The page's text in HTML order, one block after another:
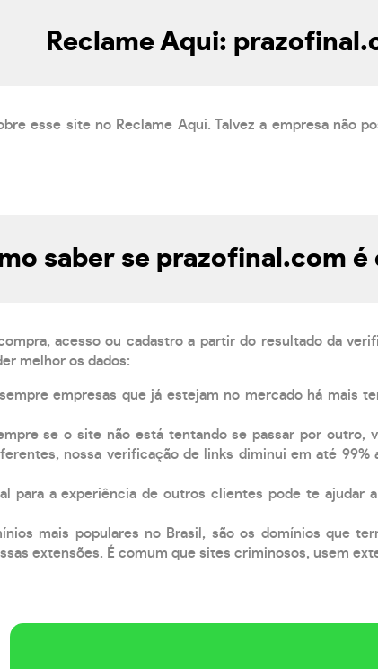
Reclame Aqui:
esse site no Reclame Aqui. Talvez a empresa não
saber se prazofinal.com
acesso ou cadastro a partir do resultado da
melhor os dados:
empresas que já estejam no mercado há mais
se o site não está tentando se passar por outro,
nossa verificação de links diminui em até
para a experiência de outros clientes pode te ajudar
mais populares no Brasil, são os domínios que
extensões. É comum que sites criminosos, usem